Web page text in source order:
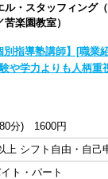
ル・スタッフィング
楽園教室）
別指導塾講師】[職業
や学力よりも人柄重
分) 1600円
上 シフト自由・自己
ト・パート